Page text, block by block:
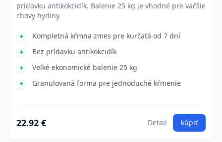
prídavku antikokcidík. Balenie 25 kg je vhodné pre väčšie
chovy hydiny.
Kompletná kŕmna zmes pre kurčatá od 7 dní
Bez prídavku antikokcidík
Veľké ekonomické balenie 25 kg
Granulovaná forma pre jednoduché kŕmenie
22.92 € Detail kúpiť